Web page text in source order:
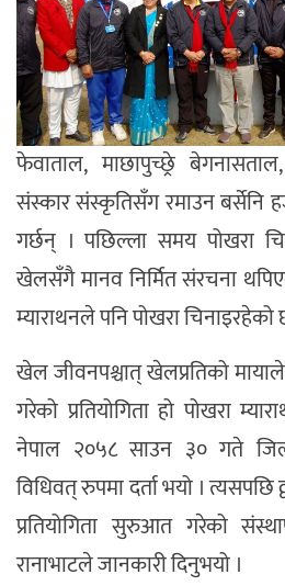
फेवाताल, माछापुच्छ्रे
संस्कार संस्कृतिसँग रमाउन बर्सेनि
गर्छन् । पछिल्ला समय पोखरा
खेलसँगै मानव निर्मित संरचना
म्याराथनले पनि पोखरा चिनाइरहेको
खेल जीवनपश्चात् खेलप्रतिको
गरेको प्रतियोगिता हो पोखरा
नेपाल २०५८ साउन ३० गते
विधिवत् रुपमा दर्ता भयो । त्यसपछि
प्रतियोगिता सुरुआत गरेको
रानाभाटले जानकारी दिनुभयो ।